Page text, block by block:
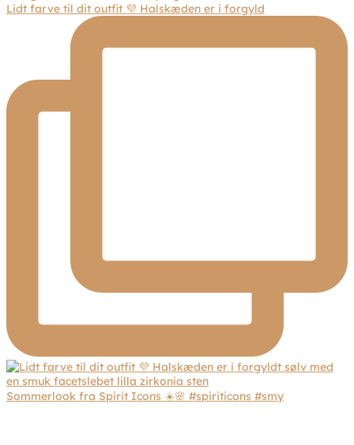
Lidt farve til dit outfit 💜 Halskæden er i forgyld
Sommerlook fra Spirit Icons ☀️🌸 #spiriticons #smy